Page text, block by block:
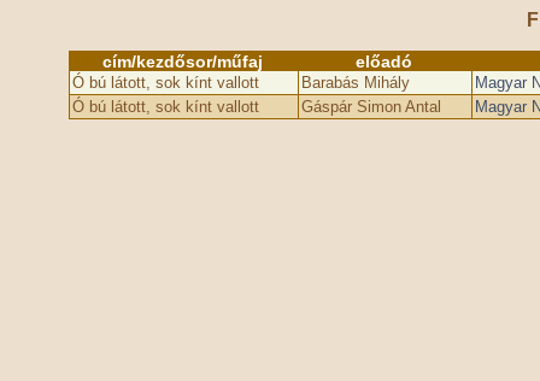
cím/kezdősor/műfaj előadó
Ó bú látott, sok kínt vallott Barabás Mihály
Magyar
Ó bú látott, sok kínt vallott
Gáspár Simon Antal Magyar